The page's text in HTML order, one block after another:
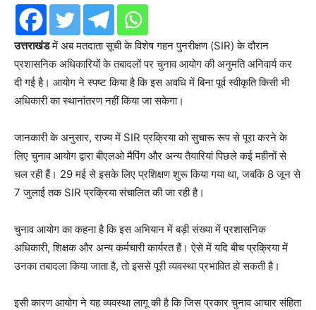
उत्तराखंडमें अब मतदाता सूची के विशेष गहन पुनरीक्षण (SIR) के दौरान
प्रशासनिक अधिकारियों के तबादलों पर चुनाव आयोग की अनुमति अनिवार्य कर
दी गई है। आयोग ने स्पष्ट किया है कि इस अवधि में बिना पूर्व स्वीकृति किसी भी
अधिकारी का स्थानांतरण नहीं किया जा सकेगा।
जानकारी के अनुसार, राज्य में SIR प्रक्रिया को सुचारू रूप से पूरा करने के
लिए चुनाव आयोग द्वारा बीएलओ मैपिंग और अन्य तैयारियां पिछले कई महीनों से
चल रही हैं। 29 मई से इसके लिए प्रशिक्षण शुरू किया गया था, जबकि 8 जून से
7 जुलाई तक SIR प्रक्रिया संचालित की जा रही है।
चुनाव आयोग का कहना है कि इस अभियान में बड़ी संख्या में प्रशासनिक
अधिकारी, शिक्षक और अन्य कर्मचारी कार्यरत हैं। ऐसे में यदि बीच प्रक्रिया में
उनका तबादला किया जाता है, तो इससे पूरी व्यवस्था प्रभावित हो सकती है।
इसी कारण आयोग ने यह व्यवस्था लागू की है कि जिस प्रकार चुनाव आचार संहिता